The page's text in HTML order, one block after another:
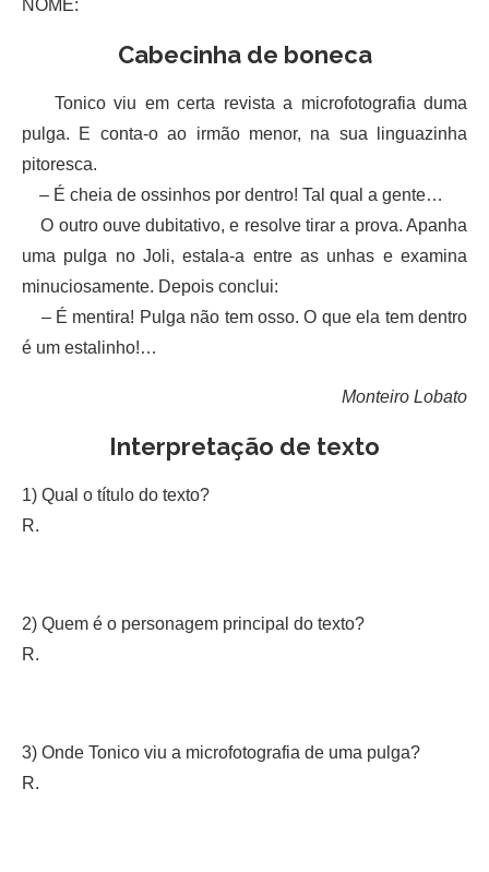
NOME:
Cabecinha de boneca
Tonico viu em certa revista a microfotografia duma
pulga. E conta-o ao irmão menor, na sua linguazinha
pitoresca.
– É cheia de ossinhos por dentro! Tal qual a gente…
O outro ouve dubitativo, e resolve tirar a prova. Apanha
uma pulga no Joli, estala-a entre as unhas e examina
minuciosamente. Depois conclui:
– É mentira! Pulga não tem osso. O que ela tem dentro
é um estalinho!…
Monteiro Lobato
Interpretação de texto
1) Qual o título do texto?
R.
2) Quem é o personagem principal do texto?
R.
3) Onde Tonico viu a microfotografia de uma pulga?
R.